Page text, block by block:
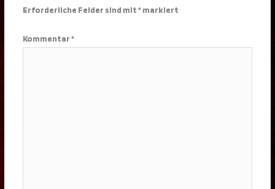
Erforderliche Felder sind mit*markiert
Kommentar*